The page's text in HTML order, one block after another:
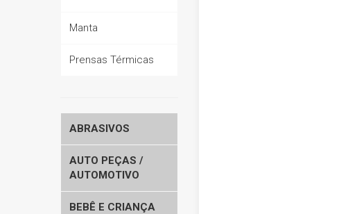
EPI (EQUIPAMENTO DE PROTEÇÃO
INDIVIDUAL)
MATERIAL DE DIVULGAÇÃO
Manta
Prensas Térmicas
ABRASIVOS
AUTO PEÇAS /
AUTOMOTIVO
BEBÊ E CRIANÇA